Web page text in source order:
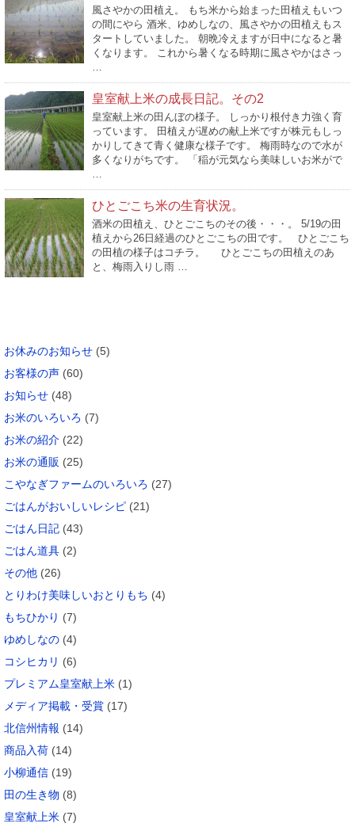
風さやかの田植え。 もち米から始まった田植えもいつ
の間にやら 酒米、ゆめしなの、風さやかの田植えもス
タートしていました。 朝晩冷えますが日中になると暑
くなります。 これから暑くなる時期に風さやかはさっ
皇室献上米の成長日記。その2
皇室献上米の田んぼの様子。 しっかり根付き力強く育
っています。 田植えが遅めの献上米ですが株元もしっ
かりしてきて青く健康な様子です。 梅雨時なので水が
多くなりがちです。 「稲が元気なら美味しいお米がで
ひとごこち米の生育状況。
酒米の田植え、ひとごこちのその後・・・。 5/19の田
植えから26日経過のひとごこちの田です。 ひとごこち
の田植の様子はコチラ。 ひとごこちの田植えのあ
と、梅雨入りし雨 …
お休みのお知らせ (5)
お客様の声 (60)
お知らせ (48)
お米のいろいろ (7)
お米の紹介 (22)
お米の通販 (25)
こやなぎファームのいろいろ (27)
ごはんがおいしいレシピ (21)
ごはん日記 (43)
ごはん道具 (2)
その他 (26)
とりわけ美味しいおとりもち (4)
もちひかり (7)
ゆめしなの (4)
コシヒカリ (6)
プレミアム皇室献上米 (1)
メディア掲載・受賞 (17)
北信州情報 (14)
商品入荷 (14)
小柳通信 (19)
田の生き物 (8)
皇室献上米 (7)